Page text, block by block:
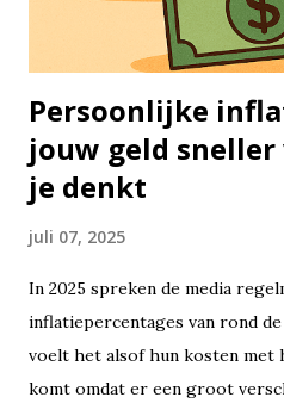
Hoewel dat aantrekkelijk
om dat structureel goed te
Persoonlijke
jouw geld
je denkt
juli 07, 2025
In 2025 spreken de media
inflatiepercentages van rond
voelt het alsof hun kosten met
komt omdat er een groot